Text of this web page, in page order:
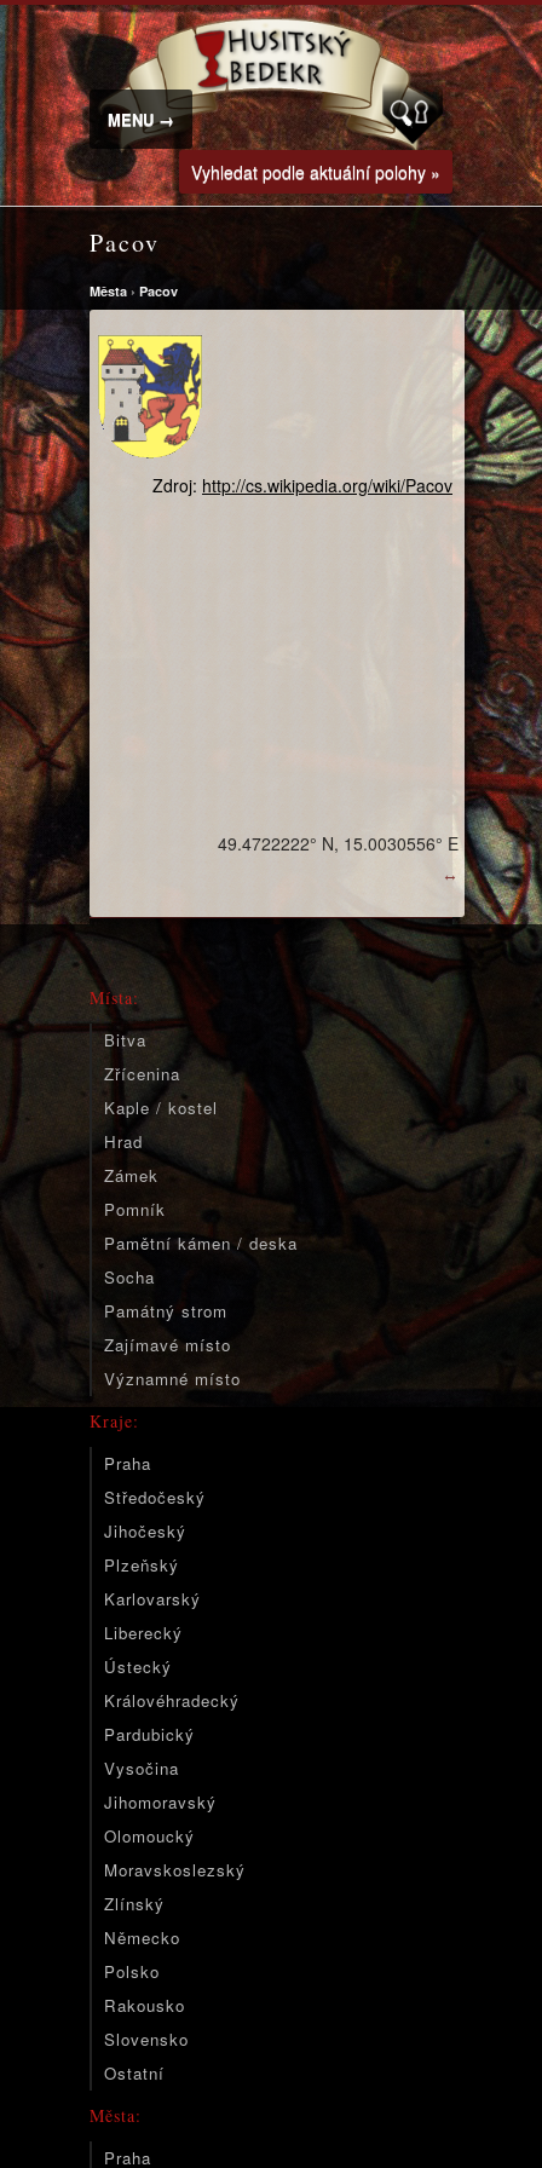
MENU →
Vyhledat podle aktuální polohy »
Pacov
Města › Pacov
Zdroj: http://cs.wikipedia.org/wiki/Pacov
↔
49.4722222° N, 15.0030556° E
Místa:
Bitva
Zřícenina
Kaple / kostel
Hrad
Zámek
Pomník
Pamětní kámen / deska
Socha
Památný strom
Zajímavé místo
Významné místo
Kraje:
Praha
Středočeský
Jihočeský
Plzeňský
Karlovarský
Liberecký
Ústecký
Královéhradecký
Pardubický
Vysočina
Jihomoravský
Olomoucký
Moravskoslezský
Zlínský
Německo
Polsko
Rakousko
Slovensko
Ostatní
Města:
Praha